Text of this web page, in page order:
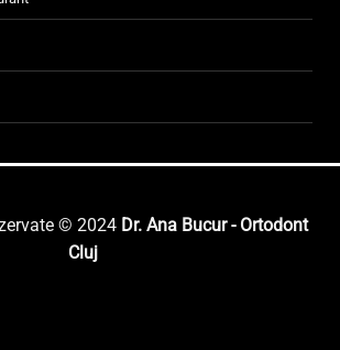
© 2024 Dr. Ana Bucur - Ortodont
Cluj